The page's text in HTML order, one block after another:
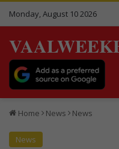
Monday, August 10 2026
Home News News
News